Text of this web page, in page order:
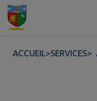
Contenu
ACCUEIL>SERVICES>